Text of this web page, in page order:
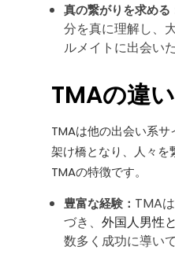
真の繋がりを求める
分を真に理解し、
ルメイトに出会い
TMAの違い
TMAは他の出会い系
架け橋となり、人々を
TMAの特徴です。
豊富な経験： TMA
づき、外国人男性
数多く成功に導い